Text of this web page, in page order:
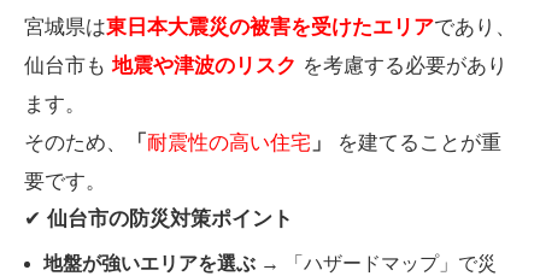
宮城県は東日本大震災の被害を受けたエリアであり、
仙台市も 地震や津波のリスク を考慮する必要があり
ます。
そのため、
「 耐震性の高い住宅 」
を建てることが重
要です。
✔ 仙台市の防災対策ポイント
地盤が強いエリアを選ぶ → 「ハザードマップ」で災